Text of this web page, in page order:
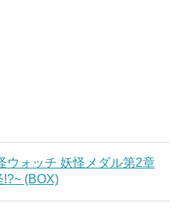
ウォッチ 妖怪メダル第2章
(BOX)